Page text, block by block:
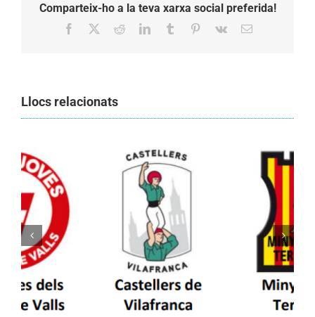
Comparteix-ho a la teva xarxa social preferida!
Facebook RedditLinkedInTumblr Pinterest
Vk Email:
Llocs relacionats
Els Castellers de Vilafranca unieixen tradició i
patrimoni en un viatge de colla a la Vall
d’Aran i a la Vall de Boí